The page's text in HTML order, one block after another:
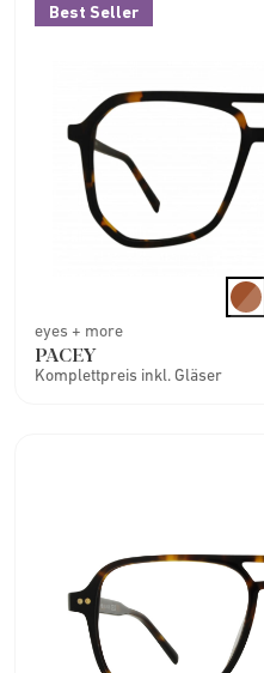
Best Seller
eyes + more
PACEY
Komplettpreis inkl. Gläser